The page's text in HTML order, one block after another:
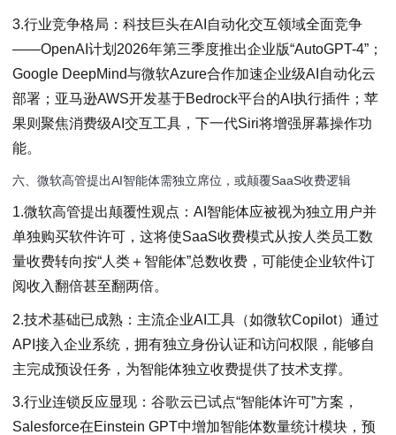
3.行业竞争格局：科技巨头在AI自动化交互领域全面竞争
——OpenAI计划2026年第三季度推出企业版“AutoGPT-4”；
Google DeepMind与微软Azure合作加速企业级AI自动化云
部署；亚马逊AWS开发基于Bedrock平台的AI执行插件；苹
果则聚焦消费级AI交互工具，下一代Siri将增强屏幕操作功
能。
六、微软高管提出AI智能体需独立席位，或颠覆SaaS收费逻辑
1.微软高管提出颠覆性观点：AI智能体应被视为独立用户并
单独购买软件许可，这将使SaaS收费模式从按人类员工数
量收费转向按“人类＋智能体”总数收费，可能使企业软件订
阅收入翻倍甚至翻两倍。
2.技术基础已成熟：主流企业AI工具（如微软Copilot）通过
API接入企业系统，拥有独立身份认证和访问权限，能够自
主完成预设任务，为智能体独立收费提供了技术支撑。
3.行业连锁反应显现：谷歌云已试点“智能体许可”方案，
Salesforce在Einstein GPT中增加智能体数量统计模块，预